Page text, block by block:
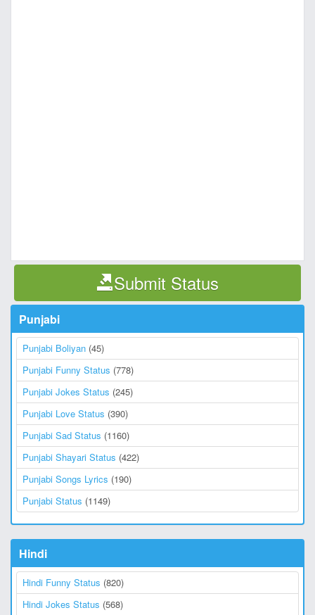
Submit Status
Punjabi
Punjabi Boliyan (45)
Punjabi Funny Status (778)
Punjabi Jokes Status (245)
Punjabi Love Status (390)
Punjabi Sad Status (1160)
Punjabi Shayari Status (422)
Punjabi Songs Lyrics (190)
Punjabi Status (1149)
Hindi
Hindi Funny Status (820)
Hindi Jokes Status (568)